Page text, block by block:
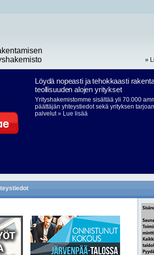
»
Löydä nopeasti ja tehokkaasti
teollisuuden alojen yritykset
Yrityshakemistomme sisältää yli 70.000
päättäjän yhteystiedot sekä yrityksen
palvelut» Lue lisää